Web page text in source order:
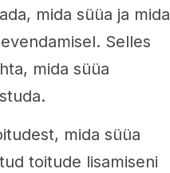
mida süüa ja mida
Selles
mida süüa
mida süüa
toitude lisamiseni